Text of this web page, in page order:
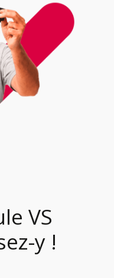
VS
y !